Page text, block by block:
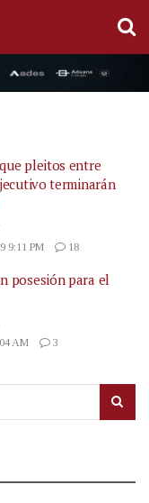
pleitos entre
terminarán
9:11 PM
18
posesión para el
AM
3